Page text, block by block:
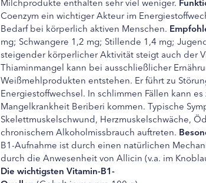
Coenzym ein wichtiger Akteur im
Bedarf bei körperlich aktiven Menschen.
mg; Schwangere 1,2 mg; Stillende 1,4 mg;
steigender körperlicher Aktivität steigt auch der
Thiaminmangel kann bei ausschließlicher
Weißmehlprodukten entstehen. Er führt zu
Energiestoffwechsel. In schlimmen Fällen kann
Mangelkrankheit Beriberi kommen. Typische
Skelettmuskelschwund, Herzmuskelschwäche,
chronischem Alkoholmissbrauch auftreten.
B1-Aufnahme ist durch einen natürlichen
durch die Anwesenheit von Allicin (v.a. im
Die wichtigsten Vitamin-B1-